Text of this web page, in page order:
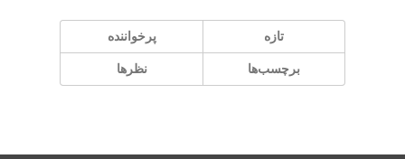
پر‌خواننده تازه
نظرها برچسب‌ها